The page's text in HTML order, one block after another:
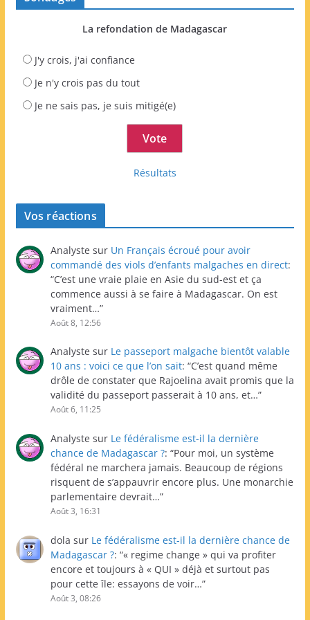
La refondation de Madagascar
J'y crois, j'ai confiance
Je n'y crois pas du tout
Je ne sais pas, je suis mitigé(e)
Résultats
Vos réactions
Analyste sur Un Français écroué pour avoir
commandé des viols d’enfants malgaches en direct:
“C’est une vraie plaie en Asie du sud-est et ça
commence aussi à se faire à Madagascar. On est
vraiment…”
Août 8, 12:56
Analyste sur Le passeport malgache bientôt valable
10 ans : voici ce que l’on sait: “C’est quand même
drôle de constater que Rajoelina avait promis que la
validité du passeport passerait à 10 ans, et…”
Août 6, 11:25
Analyste sur Le fédéralisme est-il la dernière
chance de Madagascar ?: “Pour moi, un système
fédéral ne marchera jamais. Beaucoup de régions
risquent de s’appauvrir encore plus. Une monarchie
parlementaire devrait…”
Août 3, 16:31
dola sur Le fédéralisme est-il la dernière chance de
Madagascar ?: “« regime change » qui va profiter
encore et toujours à « QUI » déjà et surtout pas
pour cette île: essayons de voir…”
Août 3, 08:26